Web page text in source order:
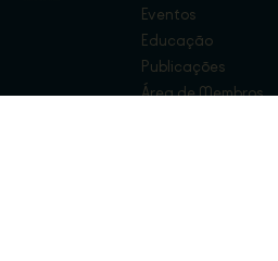
Eventos
Educação
Publicações
Área de Membros